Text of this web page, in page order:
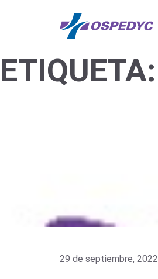
ETIQUETA:
29 de septiembre, 2022